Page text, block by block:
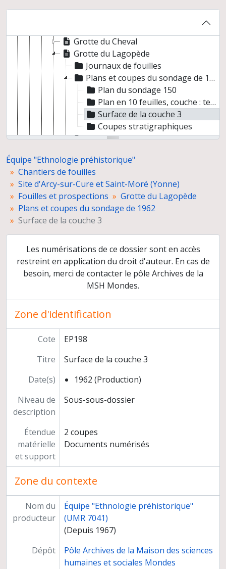
Grotte du Cheval
Grotte du Lagopède
Journaux de fouilles
Plans et coupes du sondage de 1962
Plan du sondage 150
Plan en 10 feuilles, couche : terre végétale
Surface de la couche 3
Coupes stratigraphiques
Plans et coupes du sondage de 1963
Grotte du Lion
Grotte du Loup
Grotte du Renne
Grotte du Renne, Galerie Schoepflin (R.G.S.)
Grotte du Trilobite
Rapports de fouilles
Etudes
Préparation de publications
Exposition pour les visiteurs du site
Coupures de presse
Gestion des fouilles
Hypogée des "Mournouards" à Mesnil-sur-Oger (Marne)
Enceinte préhistorique à Champs (Yonne)
Cimetière mérovingien d'Escolives (Yonne, 1962)
Sauvetage du cimetière mérovingien et carolingien de "Brienne" à Nitry (Yonne)
Fouilles de sauvetage de l'hypogée de "L'homme mort" à Tinqueux (Marne)
Sondage du site "Les Bosquets" à Montfermeil (Seine-Saint-Denis)
Sauvetage d'un gisement tardenoisien à Sonchamp (Yvelines)
Ramassages de surface sur le site de "Moque panier" à Ville-Saint-Jacques (Seine-et-Marne)
Prospections en Seine-et-Marne
Participation d'André Leroi-Gourhan à des chantiers archéologiques
Négatifs relatifs à différents chantiers
Tirages relatifs à différents chantiers
Photothèque
Enseignement
Cahiers du Centre de recherches préhistoriques
Équipe "Ethnologie préhistorique"
Chantiers de fouilles
Site d'Arcy-sur-Cure et Saint-Moré (Yonne)
Fouilles et prospections
Grotte du Lagopède
Plans et coupes du sondage de 1962
Surface de la couche 3
Les numérisations de ce dossier sont en accès
restreint en application du droit d'auteur. En cas de
besoin, merci de contacter le pôle Archives de la
MSH Mondes.
Zone d'identification
Cote
EP198
Titre
Surface de la couche 3
Date(s)
1962 (Production)
Niveau de
description
Sous-sous-dossier
Étendue
matérielle
et support
2 coupes
Documents numérisés
Zone du contexte
Nom du
producteur
Équipe "Ethnologie préhistorique"
(UMR 7041)
(Depuis 1967)
Dépôt
Pôle Archives de la Maison des sciences
humaines et sociales Mondes